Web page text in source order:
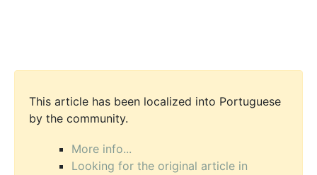
This article has been localized into Portuguese
by the community.
More info...
Looking for the original article in